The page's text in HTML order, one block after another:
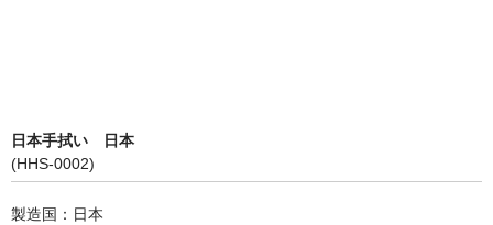
日本手拭い 日本
(HHS-0002)
製造国：日本